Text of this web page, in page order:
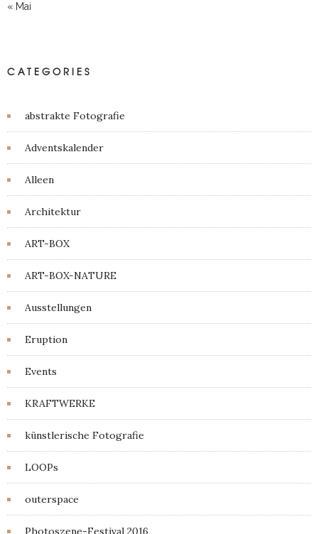
« Mai
CATEGORIES
abstrakte Fotografie
Adventskalender
Alleen
Architektur
ART-BOX
ART-BOX-NATURE
Ausstellungen
Eruption
Events
KRAFTWERKE
künstlerische Fotografie
LOOPs
outerspace
Photoszene-Festival 2016